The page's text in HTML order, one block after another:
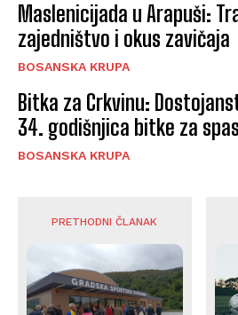
Maslenicijada u Arapuši:
zajedništvo i okus zavičaja
BOSANSKA KRUPA
Bitka za Crkvinu:
34. godišnjica bitke za
BOSANSKA KRUPA
PRETHODNI ČLANAK